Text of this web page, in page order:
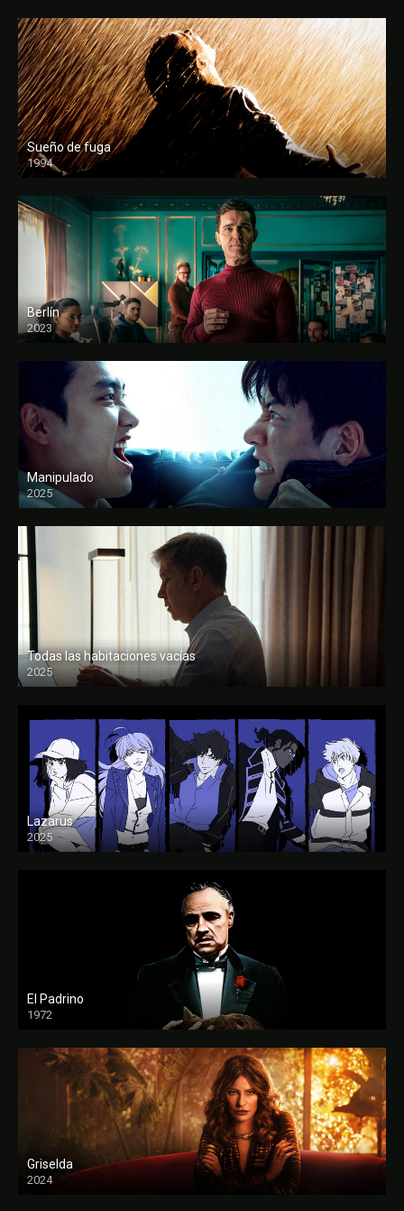
Sueño de fuga
1994
FULL HD
Berlín
2023
Manipulado
2025
Todas las habitaciones vacías
2025
FULL HD
Lazarus
2025
El Padrino
1972
FULL HD
Griselda
2024